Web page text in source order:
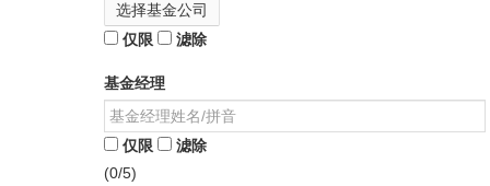
选择基金公司
仅限
滤除
基金经理
仅限
滤除
(0/5)